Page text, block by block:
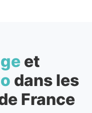
et
dans les
France